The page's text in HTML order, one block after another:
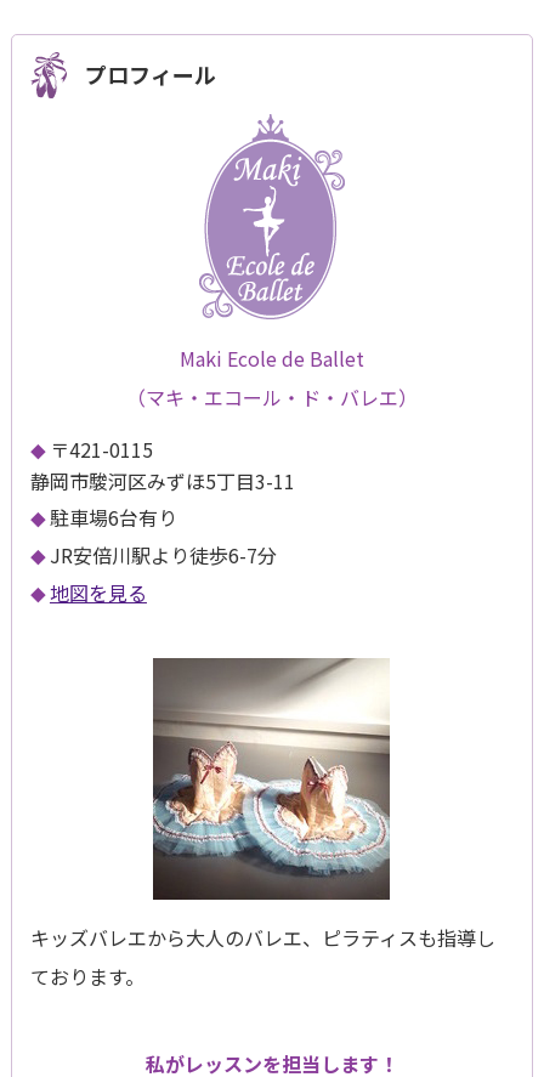
プロフィール
Maki Ecole de Ballet
（マキ・エコール・ド・バレエ）
〒421-0115
静岡市駿河区みずほ5丁目3-11
駐車場6台有り
JR安倍川駅より徒歩6-7分
地図を見る
キッズバレエから大人のバレエ、ピラティスも指導し
ております。
私がレッスンを担当します！